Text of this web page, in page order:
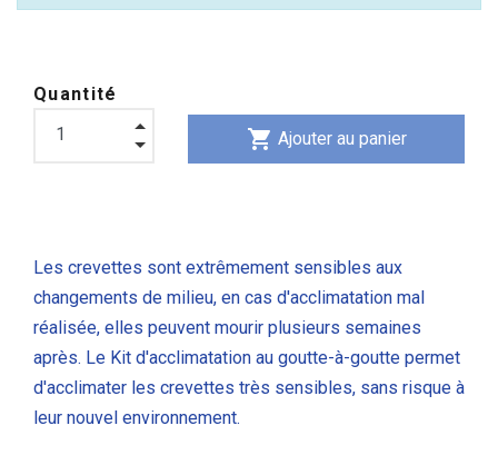
Quantité
shopping_cart Ajouter au panier
Les crevettes sont extrêmement sensibles aux
changements de milieu, en cas d'acclimatation mal
réalisée, elles peuvent mourir plusieurs semaines
après. Le Kit d'acclimatation au goutte-à-goutte permet
d'acclimater les crevettes très sensibles, sans risque à
leur nouvel environnement.